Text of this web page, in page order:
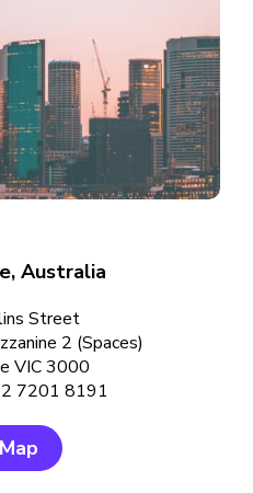
Australia
Street
2 (Spaces)
VIC 3000
7201 8191
Map